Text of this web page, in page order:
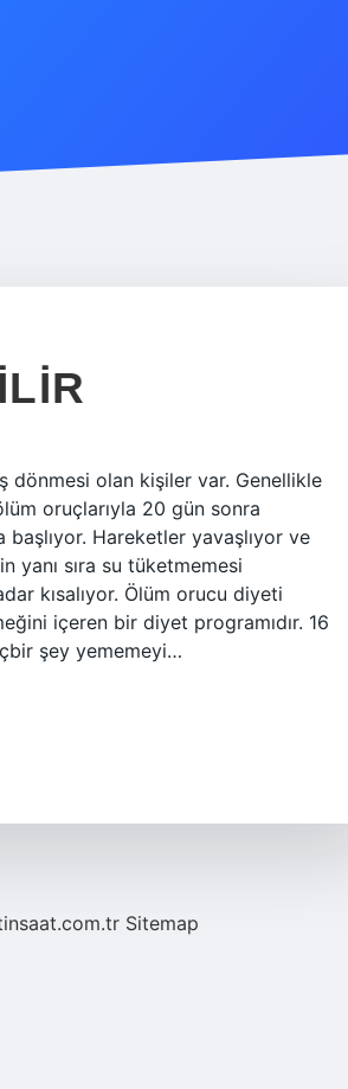
dönmesi olan kişiler var. Genellikle
oruçlarıyla 20 gün sonra
Hareketler yavaşlıyor ve
yanı sıra su tüketmemesi
kısalıyor. Ölüm orucu diyeti
içeren bir diyet programıdır. 16
şey yememeyi…
Sitemap